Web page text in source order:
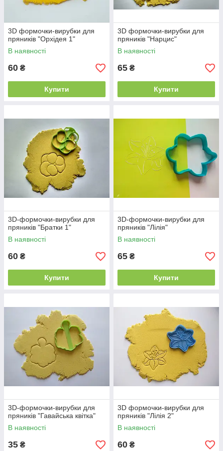
3D формочки-вирубки для
пряників "Орхідея 1"
В наявності
60 ₴
Купити
3D формочки-вирубки для
пряників "Нарцис"
В наявності
65 ₴
Купити
3D-формочки-вирубки для
пряників "Братки 1"
В наявності
60 ₴
Купити
3D-формочки-вирубки для
пряників "Лілія"
В наявності
65 ₴
Купити
3D-формочки-вирубки для
пряників "Гавайська квітка"
В наявності
35 ₴
3D формочки-вирубки для
пряників "Лілія 2"
В наявності
60 ₴